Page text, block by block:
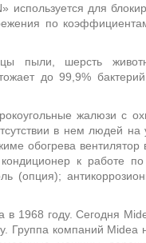
» используется для
по
пыли, шерсть
до 99,9%
жалюзи с
в нем людей на
обогрева вентилятор
к работе
(опция);
в 1968 году. Сегодня
Группа компаний Midea